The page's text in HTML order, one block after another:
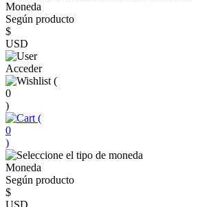
Moneda
Según producto
$
USD
Acceder
(
0
)
(
0
)
Moneda
Según producto
$
USD